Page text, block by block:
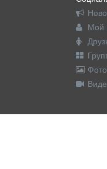
Мой
Фото